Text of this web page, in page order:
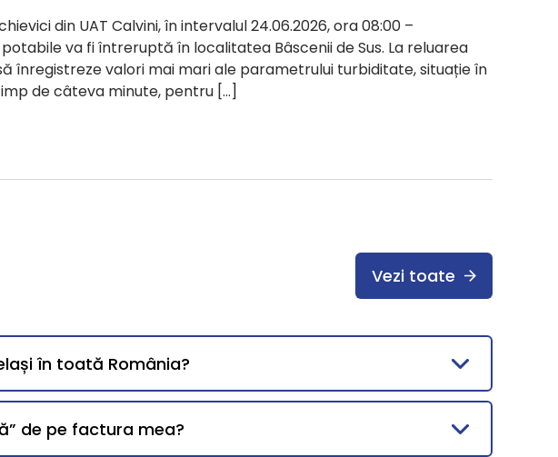
din UAT Calvini, în intervalul 24.06.2026, ora 08:00 –
va fi întreruptă în localitatea Bâscenii de Sus. La reluarea
înregistreze valori mai mari ale parametrului turbiditate, situație în
de câteva minute, pentru […]
Vezi toate
în toată România?
de pe factura mea?